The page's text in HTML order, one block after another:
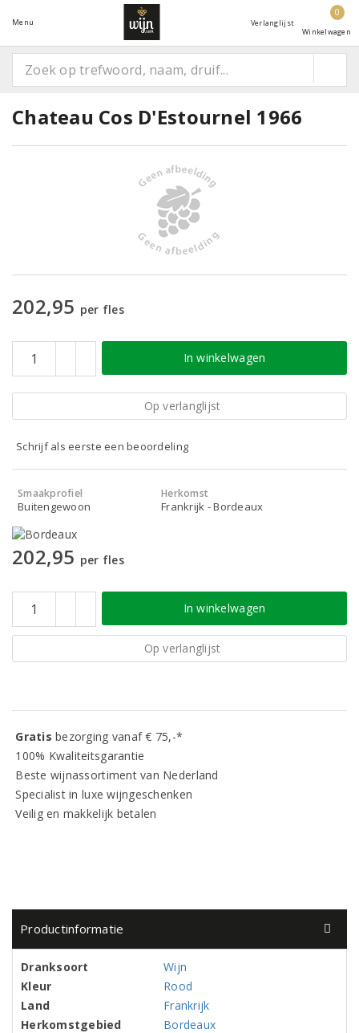
Menu Verlanglijst
0
Winkelwagen
Chateau Cos D'Estournel 1966
202,95 per fles
In winkelwagen
Op verlanglijst
Schrijf als eerste een beoordeling
Smaakprofiel
Buitengewoon
Herkomst
Frankrijk - Bordeaux
202,95 per fles
In winkelwagen
Op verlanglijst
Gratisbezorging vanaf € 75,-*
100% Kwaliteitsgarantie
Beste wijnassortiment van Nederland
Specialist in luxe wijngeschenken
Veilig en makkelijk betalen
Productinformatie
Dranksoort
Wijn
Kleur
Rood
Land
Frankrijk
Herkomstgebied
Bordeaux